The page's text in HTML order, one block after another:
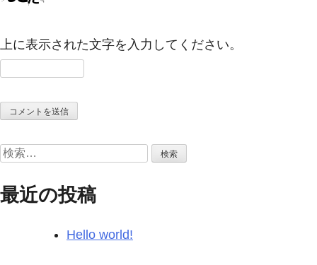
上に表示された文字を入力してください。
検
最近の投稿
Hello world!